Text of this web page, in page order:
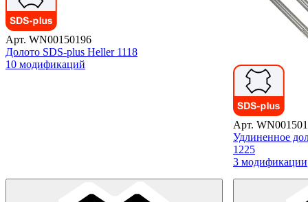
Арт. WN00150196
Долото SDS-plus Heller 1118
10 модификаций
Арт.
Удлиненное
1225
3 модификации